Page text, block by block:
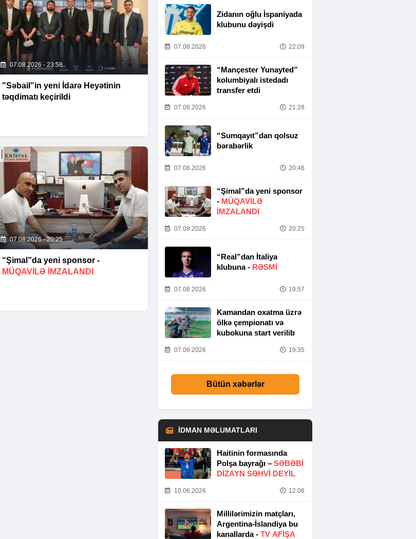
07.08.2026 - 23:58
"Səbail"in yeni İdarə Heyətinin
təqdimatı keçirildi
07.08.2026 - 20:25
“Şimal”da yeni sponsor -
MÜQAVİLƏ İMZALANDI
Zidanın oğlu İspaniyada
klubunu dəyişdi
07.08.2026 22:09
“Mançester Yunayted”
kolumbiyalı istedadı
transfer etdi
07.08.2026 21:28
“Sumqayıt”dan qolsuz
bərabərlik
07.08.2026 20:46
“Şimal”da yeni sponsor
- MÜQAVİLƏ
İMZALANDI
07.08.2026 20:25
“Real”dan İtaliya
klubuna - RƏSMİ
07.08.2026 19:57
Kamandan oxatma üzrə
ölkə çempionatı və
kubokuna start verilib
07.08.2026 19:35
Bütün xəbərlər
İDMAN MƏLUMATLARI
Haitinin formasında
Polşa bayrağı – SƏBƏBI
DIZAYN SƏHVI DEYIL
10.06.2026 12:08
Millilərimizin matçları,
Argentina-İslandiya bu
kanallarda - TV AFİŞA